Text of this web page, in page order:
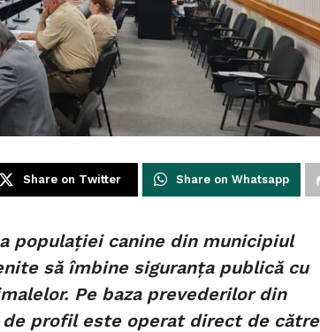
Share on Twitter Share on Whatsapp
populației canine din municipiul
să îmbine siguranța publică cu
Pe baza prevederilor din
profil este operat direct de către